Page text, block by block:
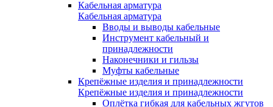
Кабельная арматура
Кабельная арматура
Вводы и выводы кабельные
Инструмент кабельный и
принадлежности
Наконечники и гильзы
Муфты кабельные
Крепёжные изделия и принадлежности
Крепёжные изделия и принадлежности
Оплётка гибкая для кабельных жгутов